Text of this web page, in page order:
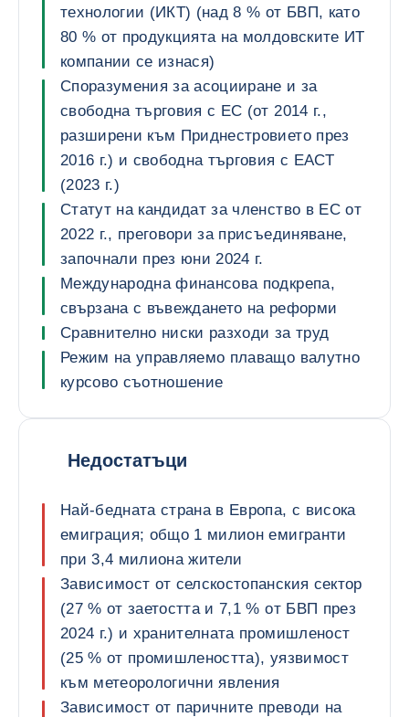
технологии (ИКТ) (над 8 % от БВП, като
80 % от продукцията на молдовските ИТ
компании се изнася)
Споразумения за асоцииране и за
свободна търговия с ЕС (от 2014 г.,
разширени към Приднестровието през
2016 г.) и свободна търговия с ЕАСТ
(2023 г.)
Статут на кандидат за членство в ЕС от
2022 г., преговори за присъединяване,
започнали през юни 2024 г.
Международна финансова подкрепа,
свързана с въвеждането на реформи
Сравнително ниски разходи за труд
Режим на управляемо плаващо валутно
курсово съотношение
Недостатъци
Най-бедната страна в Европа, с висока
емиграция; общо 1 милион емигранти
при 3,4 милиона жители
Зависимост от селскостопанския сектор
(27 % от заетостта и 7,1 % от БВП през
2024 г.) и хранителната промишленост
(25 % от промишлеността), уязвимост
към метеорологични явления
Зависимост от паричните преводи на